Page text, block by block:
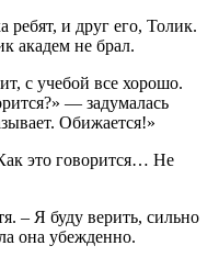
и друг его, Толик.
академ не брал.
с учебой все хорошо.
— задумалась
Обижается!»
это говорится… Не
– Я буду верить, сильно
она убежденно.